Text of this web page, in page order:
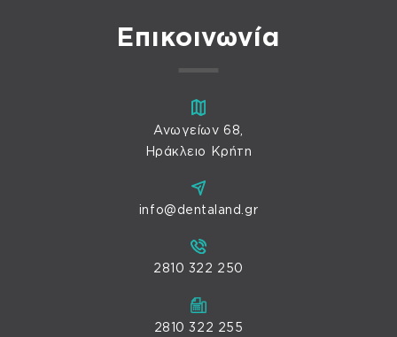
Επικοινωνία
Ανωγείων 68,
Ηράκλειο Κρήτη
info@dentaland.gr
2810 322 250
2810 322 255